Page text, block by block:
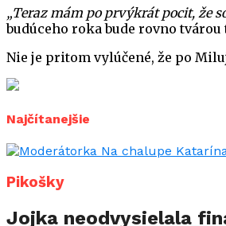
„Teraz mám po prvýkrát pocit, že
budúceho roka bude rovno tvárou
Nie je pritom vylúčené, že po
Najčítanejšie
Pikošky
Jojka neodvysielala